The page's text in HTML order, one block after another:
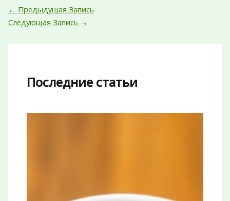
← Предыдущая Запись
Следующая Запись →
Последние статьи